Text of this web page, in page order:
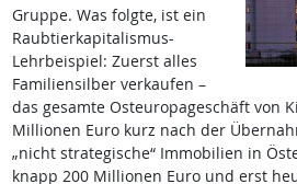
Gruppe. Was folgte, ist ein
Raubtierkapitalismus-
Lehrbeispiel: Zuerst alles
Familiensilber verkaufen –
das gesamte Osteuropageschäft von
Millionen Euro kurz nach der
„nicht strategische“ Immobilien in
knapp 200 Millionen Euro und erst